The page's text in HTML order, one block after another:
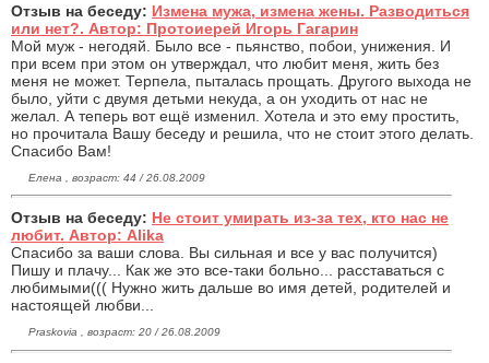
Отзыв на беседу: Измена мужа, измена жены. Разводиться
или нет?. Автор: Протоиерей Игорь Гагарин
Мой муж - негодяй. Было все - пьянство, побои, унижения. И
при всем при этом он утверждал, что любит меня, жить без
меня не может. Терпела, пыталась прощать. Другого выхода не
было, уйти с двумя детьми некуда, а он уходить от нас не
желал. А теперь вот ещё изменил. Хотела и это ему простить,
но прочитала Вашу беседу и решила, что не стоит этого делать.
Спасибо Вам!
Елена , возраст: 44 / 26.08.2009
Отзыв на беседу: Не стоит умирать из-за тех, кто нас не
любит. Автор: Alika
Спасибо за ваши слова. Вы сильная и все у вас получится)
Пишу и плачу... Как же это все-таки больно... расставаться с
любимыми((( Нужно жить дальше во имя детей, родителей и
настоящей любви...
Praskovia , возраст: 20 / 26.08.2009